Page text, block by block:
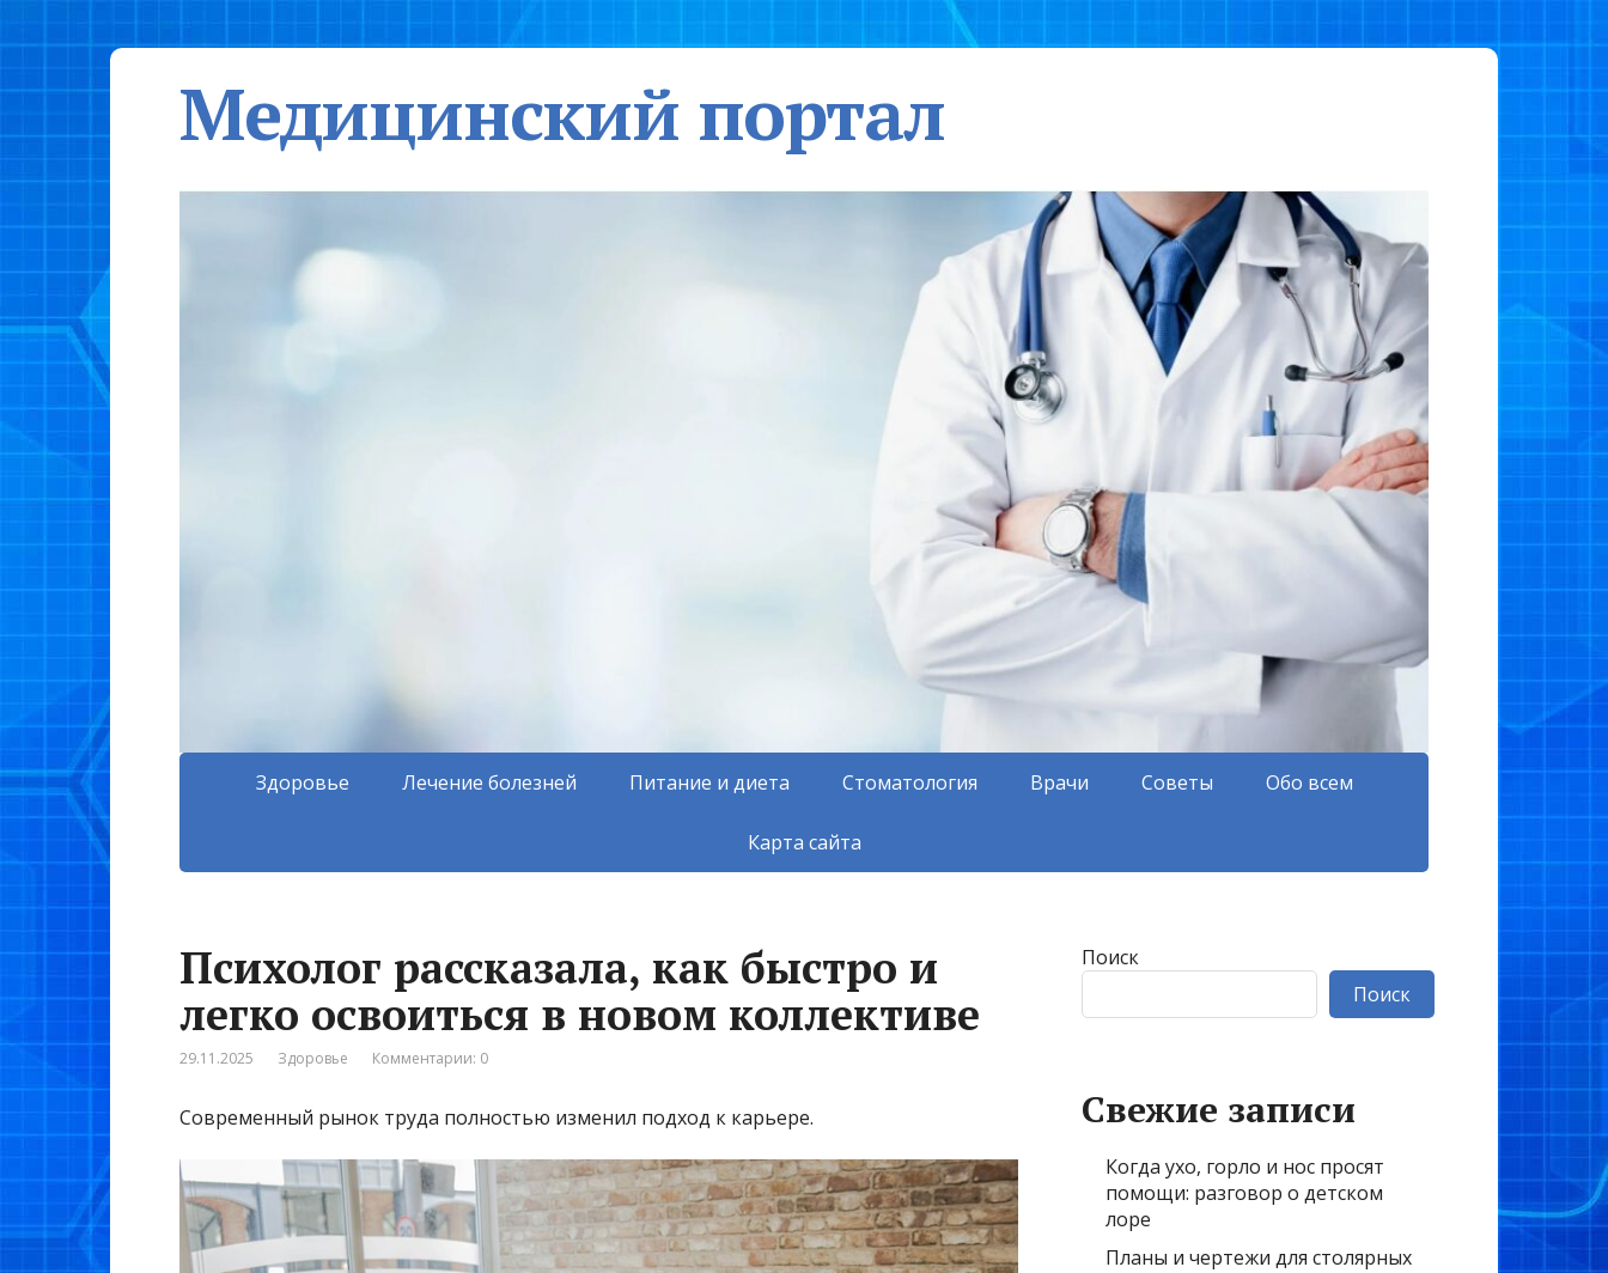
Медицинский портал
Здоровье Лечение болезней Питание и диета Стоматология Врачи Советы Обо всем
Карта сайта
Психолог рассказала, как быстро и
легко освоиться в новом коллективе
29.11.2025 Здоровье Комментарии: 0
Современный рынок труда полностью изменил подход к карьере.
Поиск
Поиск
Свежие записи
Когда ухо, горло и нос просят
помощи: разговор о детском
лоре
Планы и чертежи для столярных